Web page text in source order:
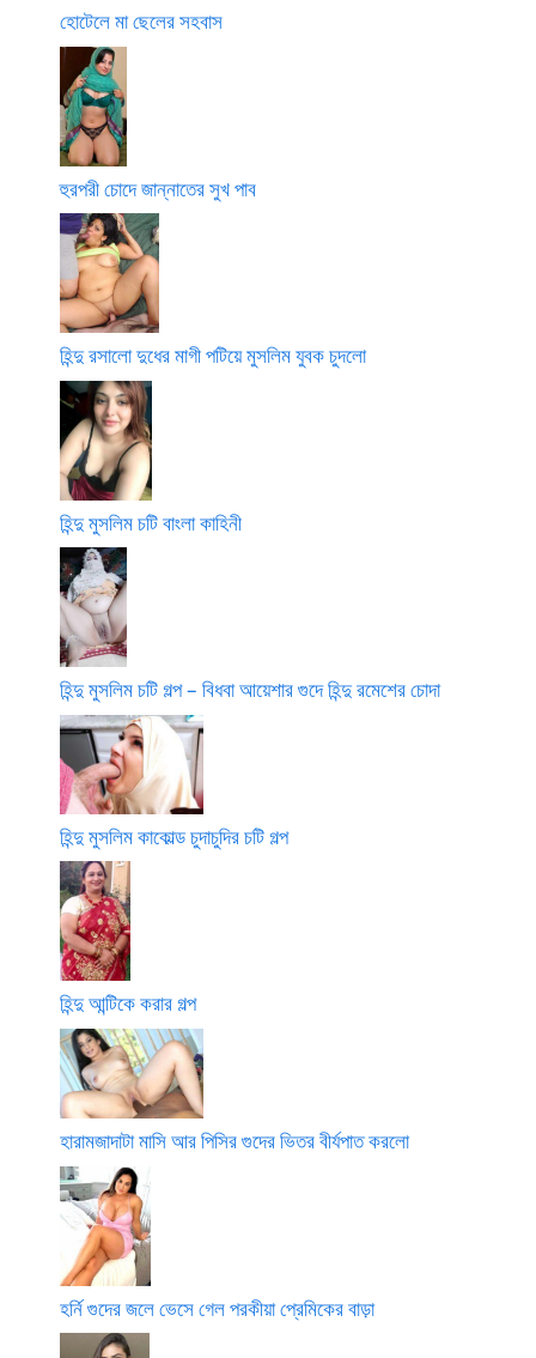
হোটেলে মা ছেলের সহবাস
হুরপরী চোদে জান্নাতের সুখ পাব
হিন্দু রসালো দুধের মাগী পটিয়ে মুসলিম যুবক চুদলো
হিন্দু মুসলিম চটি বাংলা কাহিনী
হিন্দু মুসলিম চটি গল্প – বিধবা আয়েশার গুদে হিন্দু রমেশের চোদা
হিন্দু মুসলিম কাকোল্ড চুদাচুদির চটি গল্প
হিন্দু আন্টিকে করার গল্প
হারামজাদাটা মাসি আর পিসির গুদের ভিতর বীর্যপাত করলো
হর্নি গুদের জলে ভেসে গেল পরকীয়া প্রেমিকের বাড়া